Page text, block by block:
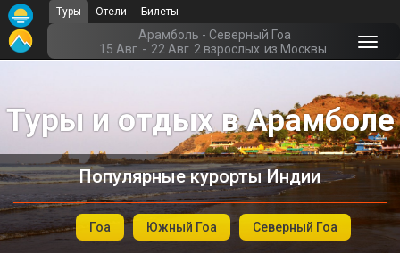
Туры Отели Билеты
Арамболь - Северный Гоа
15 Авг - 22 Авг 2 взрослых из Москвы
Туры и отдых в Арамболе
Популярные курорты Индии
Гоа Южный Гоа Северный Гоа
Главная
Офис г. Москва
Подборки отелей
Турция